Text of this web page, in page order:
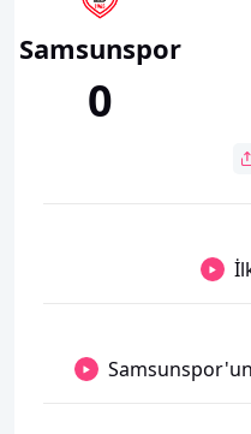
Samsunspor
0